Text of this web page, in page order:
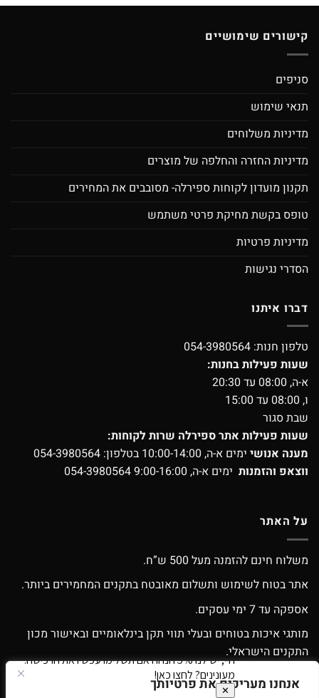
אנחנו מעריכים את פרטיותך
קישורים שימושיים
סניפים
תנאי שימוש
מדיניות משלוחים
מדיניות החזרה והחלפה של מוצרים
תקנון מועדון לקוחות ספירלה- מסובבים את המחירים
טופס בקשת מחיקת פרטי משתמש
מדיניות פרטיות
הסדרי נגישות
דברו איתנו
טלפון חנות: 054-3980564
שעות פעילות בחנות:
א-ה, 08:00 עד 20:30
ו, 08:00 עד 15:00
שבת סגור
שעות פעילות אתר ספירלה שרות לקוחות:
מענה אנושי ימים א-ה, 10:00-14:00 בטלפון:
054-3980564
ווצאפ והזמנות ימים א-ה, 9:00-16:00 054-3980564
על האתר
משלוח חינם להזמנה מעל 500 ש”ח.
אתר בטוח לשימוש ותשלום מאובטח בתקנים המחמירים ביותר.
אספקה עד 7 ימי עסקים.
מותגי איכות בטוחים ובעלי תווי תקן בינלאומיים ובאישור מכון
התקנים הישראלי.
אפשרות החלפה / החזרה עפ”י התקנון.